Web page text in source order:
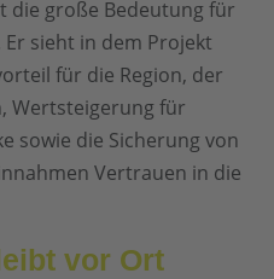
die große Bedeutung für
sieht in dem Projekt
für die Region, der
Wertsteigerung für
sowie die Sicherung von
Vertrauen in die
vor Ort